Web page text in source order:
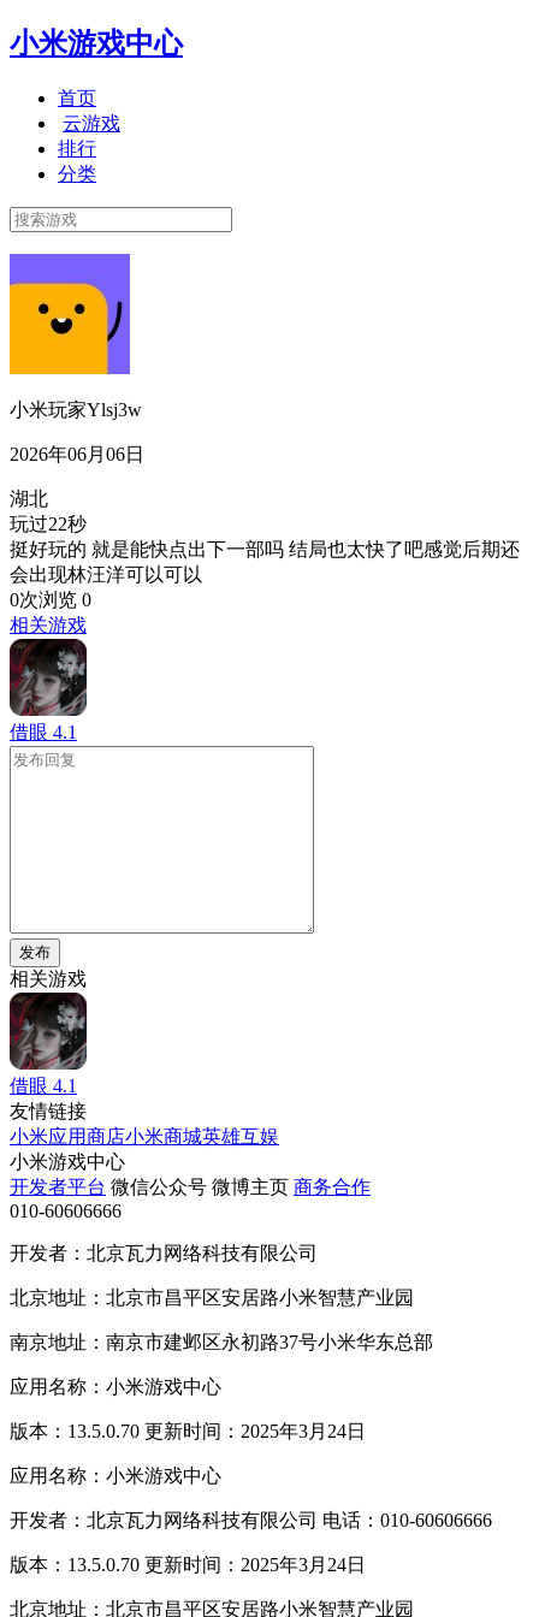
小米游戏中心
首页
云游戏
排行
分类
小米玩家Ylsj3w
2026年06月06日
湖北
玩过22秒
挺好玩的 就是能快点出下一部吗 结局也太快了吧感觉后期还
会出现林汪洋可以可以
0次浏览 0
相关游戏
借眼 4.1
发布
相关游戏
借眼 4.1
友情链接
小米应用商店小米商城英雄互娱
小米游戏中心
开发者平台 微信公众号 微博主页 商务合作
010-60606666
开发者：北京瓦力网络科技有限公司
北京地址：北京市昌平区安居路小米智慧产业园
南京地址：南京市建邺区永初路37号小米华东总部
应用名称：小米游戏中心
版本：13.5.0.70 更新时间：2025年3月24日
应用名称：小米游戏中心
开发者：北京瓦力网络科技有限公司 电话：010-60606666
版本：13.5.0.70 更新时间：2025年3月24日
北京地址：北京市昌平区安居路小米智慧产业园